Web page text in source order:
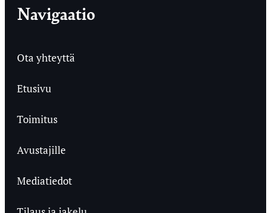
Navigaatio
Ota yhteyttä
Etusivu
Toimitus
Avustajille
Mediatiedot